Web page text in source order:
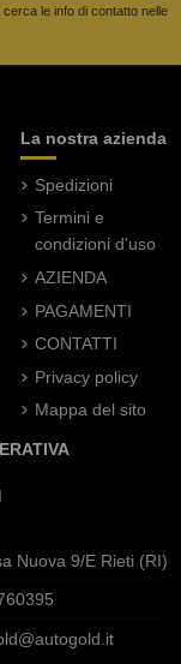
le info di contatto nelle
La nostra azienda
Spedizioni
Termini e
condizioni d'uso
AZIENDA
PAGAMENTI
CONTATTI
Privacy policy
Mappa del sito
Nuova 9/E Rieti (RI)